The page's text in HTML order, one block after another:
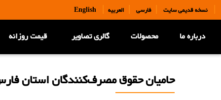
English| نسخه قدیمی سایت |فارسی | العربیه |
درباره ما محصولات گالری تصاویر قیمت روزانه
حامیان حقوق مصرف‌کنندگان استان فارس در سال